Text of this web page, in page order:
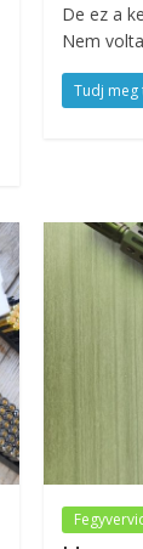
De ez a
Nem
Tudj